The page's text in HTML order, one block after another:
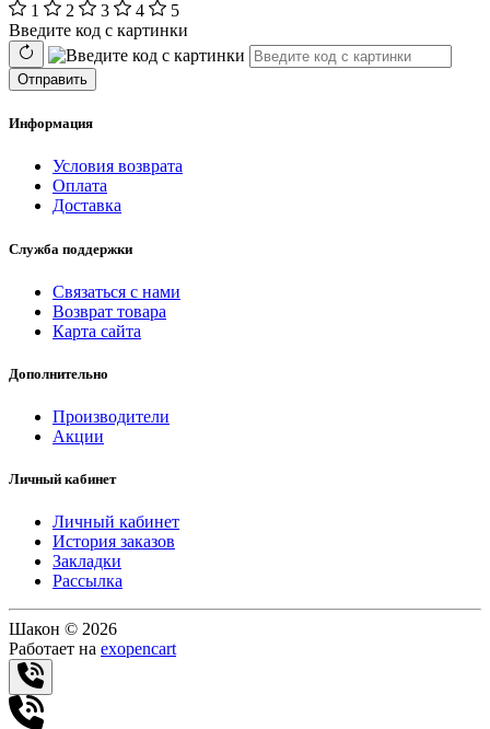
1
2 3 4
5
Введите код с картинки
Отправить
Информация
Условия возврата
Оплата
Доставка
Служба поддержки
Связаться с нами
Возврат товара
Карта сайта
Дополнительно
Производители
Акции
Личный кабинет
Личный кабинет
История заказов
Закладки
Рассылка
Шакон © 2026
Работает на exopencart